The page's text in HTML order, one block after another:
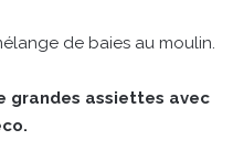
de baies au moulin.
grandes assiettes avec